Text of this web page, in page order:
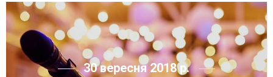
30 вересня 2018 р.